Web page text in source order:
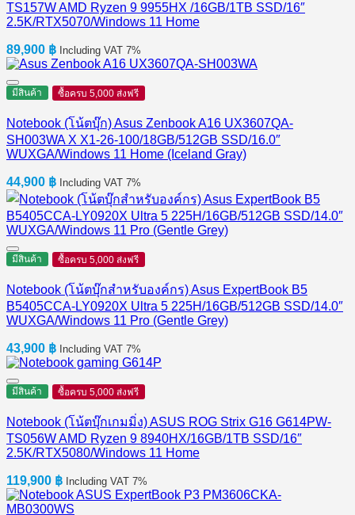
TS157W AMD Ryzen 9 9955HX /16GB/1TB SSD/16″
2.5K/RTX5070/Windows 11 Home
89,900 ฿ Including VAT 7%
มีสินค้า ซื้อครบ 5,000 ส่งฟรี
Notebook (โน้ตบุ๊ก) Asus Zenbook A16 UX3607QA-
SH003WA X X1-26-100/18GB/512GB SSD/16.0″
WUXGA/Windows 11 Home (Iceland Gray)
44,900 ฿ Including VAT 7%
มีสินค้า ซื้อครบ 5,000 ส่งฟรี
Notebook (โน้ตบุ๊กสำหรับองค์กร) Asus ExpertBook B5
B5405CCA-LY0920X Ultra 5 225H/16GB/512GB SSD/14.0″
WUXGA/Windows 11 Pro (Gentle Grey)
43,900 ฿ Including VAT 7%
มีสินค้า ซื้อครบ 5,000 ส่งฟรี
Notebook (โน้ตบุ๊กเกมมิ่ง) ASUS ROG Strix G16 G614PW-
TS056W AMD Ryzen 9 8940HX/16GB/1TB SSD/16″
2.5K/RTX5080/Windows 11 Home
119,900 ฿ Including VAT 7%